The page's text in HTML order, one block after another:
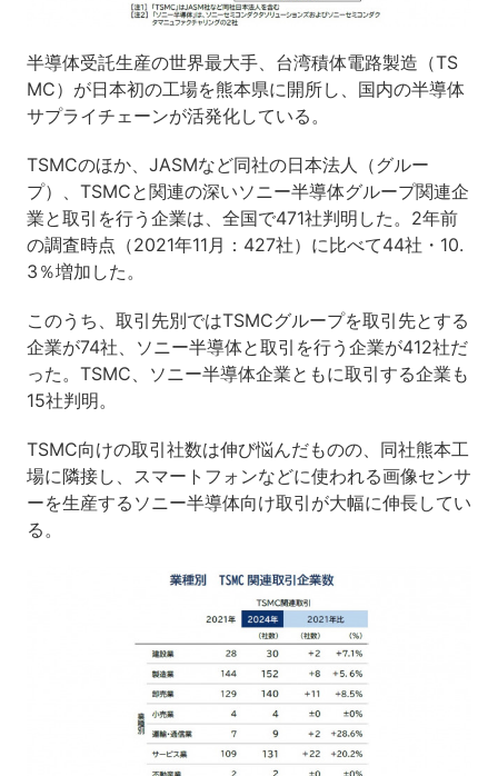
半導体受託生産の世界最大手、台湾積体電路製造（TS
MC）が日本初の工場を熊本県に開所し、国内の半導体
サプライチェーンが活発化している。
TSMCのほか、JASMなど同社の日本法人（グルー
プ）、TSMCと関連の深いソニー半導体グループ関連企
業と取引を行う企業は、全国で471社判明した。2年前
の調査時点（2021年11月：427社）に比べて44社・10.
3％増加した。
このうち、取引先別ではTSMCグループを取引先とする
企業が74社、ソニー半導体と取引を行う企業が412社だ
った。TSMC、ソニー半導体企業ともに取引する企業も
15社判明。
TSMC向けの取引社数は伸び悩んだものの、同社熊本工
場に隣接し、スマートフォンなどに使われる画像センサ
ーを生産するソニー半導体向け取引が大幅に伸長してい
る。